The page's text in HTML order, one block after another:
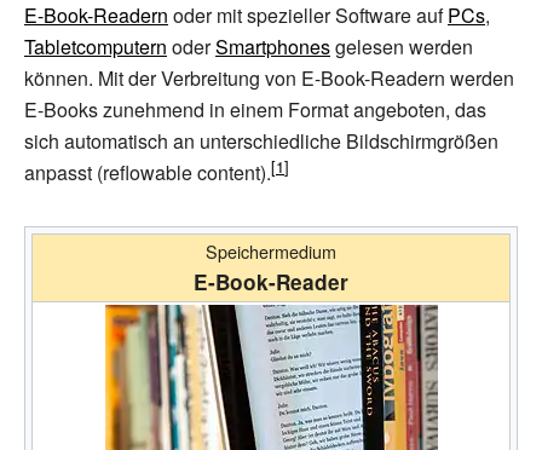
E-Book-Readern oder mit spezieller Software aufPCs,
Tabletcomputern oderSmartphonesgelesen werden
können. Mit der Verbreitung von E-Book-Readern werden
E-Books zunehmend in einem Format angeboten, das
sich automatisch an unterschiedliche Bildschirmgrößen
anpasst (reflowable content).
Speichermedium
E-Book-Reader